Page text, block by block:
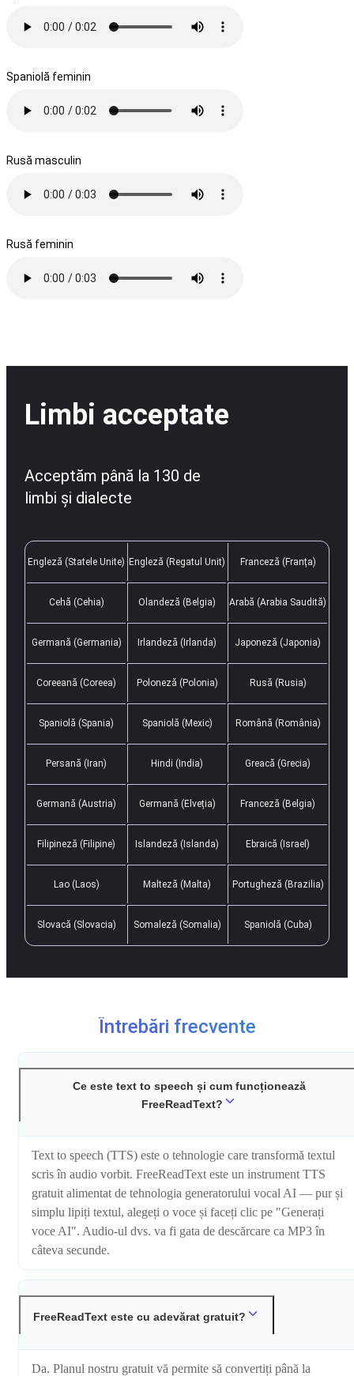
Spaniolă feminin
Rusă masculin
Rusă feminin
Limbi acceptate
Acceptăm până la 130 de
limbi și dialecte
Engleză (Statele Unite) Engleză (Regatul Unit) Franceză (Franța)
Cehă (Cehia) Olandeză (Belgia) Arabă (Arabia Saudită)
Germană (Germania) Irlandeză (Irlanda) Japoneză (Japonia)
Coreeană (Coreea) Poloneză (Polonia) Rusă (Rusia)
Spaniolă (Spania) Spaniolă (Mexic) Română (România)
Persană (Iran) Hindi (India) Greacă (Grecia)
Germană (Austria) Germană (Elveția) Franceză (Belgia)
Filipineză (Filipine) Islandeză (Islanda) Ebraică (Israel)
Lao (Laos) Malteză (Malta) Portugheză (Brazilia)
Slovacă (Slovacia) Somaleză (Somalia) Spaniolă (Cuba)
Întrebări frecvente
Ce este text to speech și cum funcționează
FreeReadText?
Text to speech (TTS) este o tehnologie care transformă textul
scris în audio vorbit. FreeReadText este un instrument TTS
gratuit alimentat de tehnologia generatorului vocal AI — pur și
simplu lipiți textul, alegeți o voce și faceți clic pe "Generați
voce AI". Audio-ul dvs. va fi gata de descărcare ca MP3 în
câteva secunde.
FreeReadText este cu adevărat gratuit?
Da. Planul nostru gratuit vă permite să convertiți până la